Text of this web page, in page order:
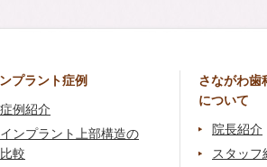
プラント症例
症例紹介
インプラント上部構造の
比較
さながわ歯
について
院長紹介
スタッフ